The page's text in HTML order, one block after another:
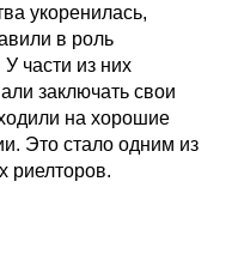
укоренилась,
в роль
части из них
заключать свои
на хорошие
Это стало одним из
риелторов.